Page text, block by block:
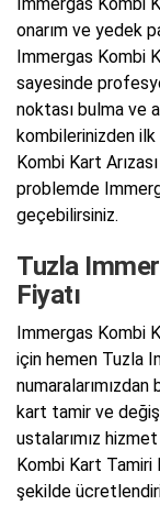
onarım ve yedek
Immergas Kombi
sayesinde
noktası bulma ve
kombilerinizden ilk
Kombi Kart
problemde
geçebilirsiniz.
Tuzla
Fiyatı
Immergas Kombi
için hemen Tuzla
kart tamir ve
ustalarımız
Kombi Kart Tamiri
şekilde